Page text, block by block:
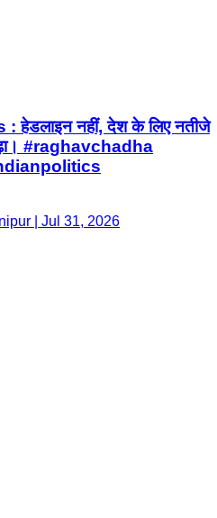
नहीं, देश के लिए नतीजे
#raghavchadha
| Jul 31, 2026